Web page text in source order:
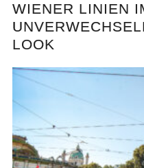
IENER LINIEN IM
OOK